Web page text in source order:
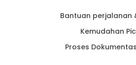
Bantuan perjalanan
Kemudahan
Proses